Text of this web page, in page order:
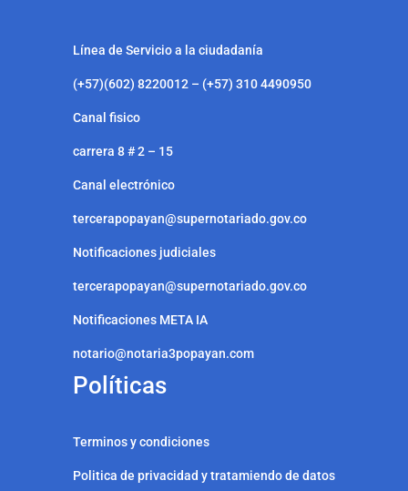
Línea de Servicio a la ciudadanía
(+57)(602) 8220012 – (+57) 310 4490950
Canal fisico
carrera 8 # 2 – 15
Canal electrónico
tercerapopayan@supernotariado.gov.co
Notificaciones judiciales
tercerapopayan@supernotariado.gov.co
Notificaciones META IA
notario@notaria3popayan.com
Políticas
Terminos y condiciones
Politica de privacidad y tratamiendo de datos